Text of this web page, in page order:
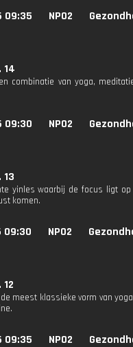
09:35 NPO2
combinatie van yoga,
09:30 NPO2
yinles waarbij de focus ligt
komen.
09:30 NPO2
meest klassieke vorm van
09:35 NPO2